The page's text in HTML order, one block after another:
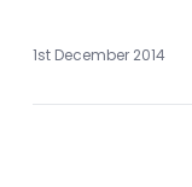
1st December 2014